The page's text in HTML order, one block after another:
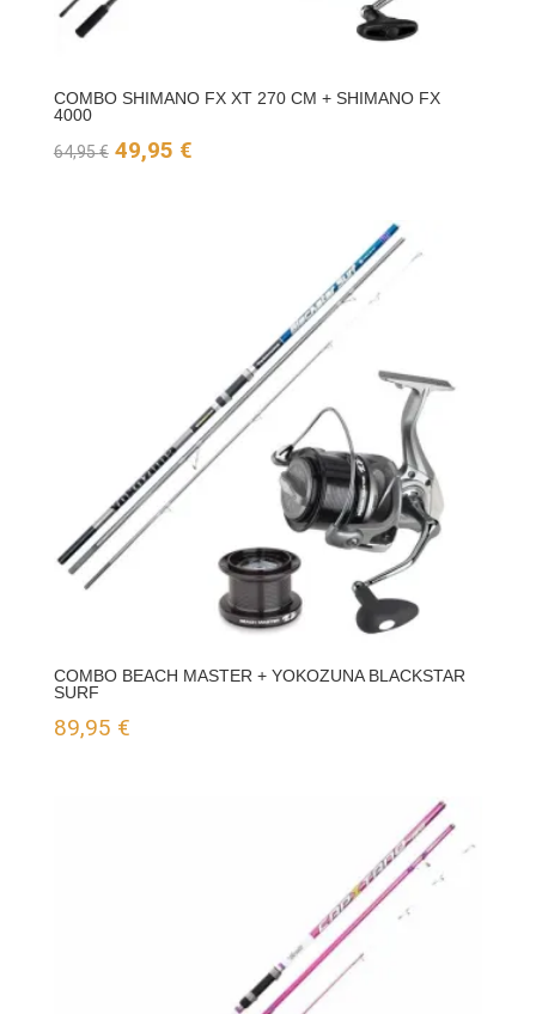
COMBO SHIMANO FX XT 270 CM + SHIMANO FX
4000
64,95€ El
49,95 €El
COMBO BEACH MASTER + YOKOZUNA BLACKSTAR
SURF
89,95 €